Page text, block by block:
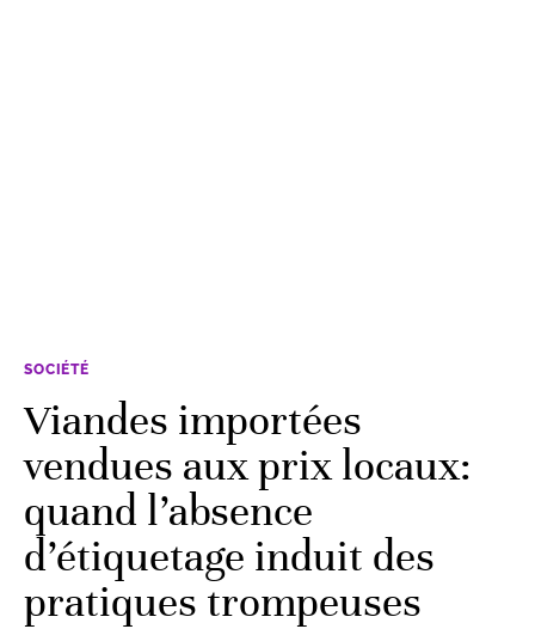
SOCIÉTÉ
Viandes importées
vendues aux prix locaux:
quand l’absence
d’étiquetage induit des
pratiques trompeuses